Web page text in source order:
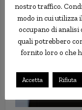
nostro traffico.
modo in cui utilizza
occupano di analisi
quali potrebbero
fornito loro o che
Accetta Rifiuta